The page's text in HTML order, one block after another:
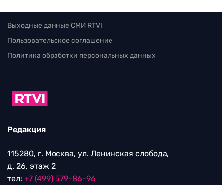
Выходные данные СМИ RTVI
Пользовательское соглашение
Политика обработки персональных данных
Редакция
115280, г. Москва, ул. Ленинская слобода,
д. 26, этаж 2
тел: +7 (499) 579-86-96